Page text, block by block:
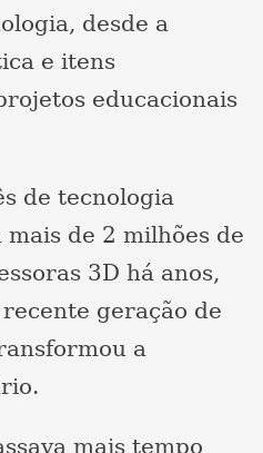
desde a
e itens
educacionais
de tecnologia
de 2 milhões de
3D há anos,
geração de
a
mais tempo